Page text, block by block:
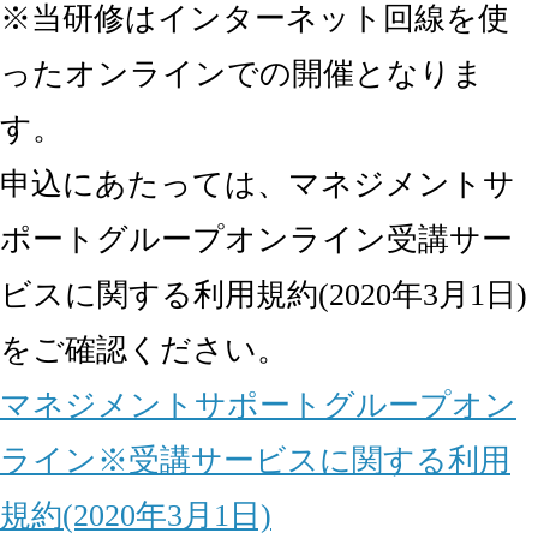
※当研修はインターネット回線を使
ったオンラインでの開催となりま
す。
申込にあたっては、マネジメントサ
ポートグループオンライン受講サー
ビスに関する利用規約(2020年3月1日)
をご確認ください。
マネジメントサポートグループオン
ライン※受講サービスに関する利用
規約(2020年3月1日)